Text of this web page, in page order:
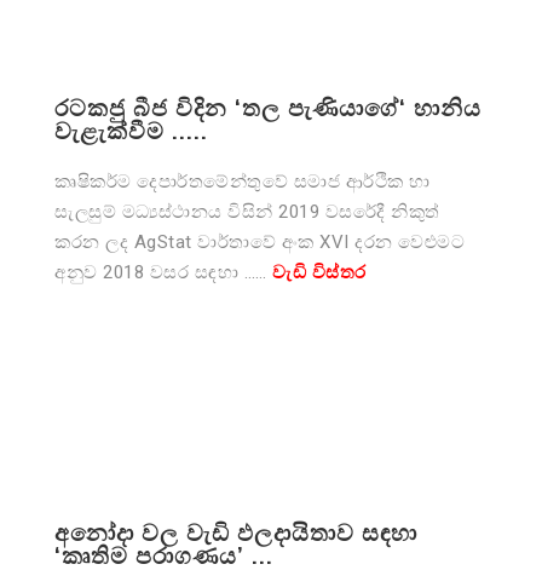
රටකජු බීජ විදින ‘තල පැණියාගේ‘ හානිය
වැළැක්වීම .....
කෘෂිකර්ම දෙපාර්තමේන්තුවේ සමාජ ආර්ථික හා
සැලසුම් මධ්‍යස්ථානය විසින් 2019 වසරේදී නිකුත්
කරන ලද AgStat වාර්තාවේ අංක XVI දරන වෙළුමට
අනුව 2018 වසර සඳහා …… වැඩි විස්තර
අනෝදා වල වැඩි ඵලදායිතාව සඳහා
‘කෘතිම පරාගණය’ ...